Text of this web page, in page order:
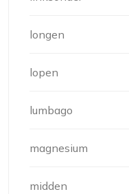
longen
lopen
lumbago
magnesium
midden